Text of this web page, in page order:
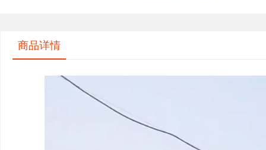
商品详情